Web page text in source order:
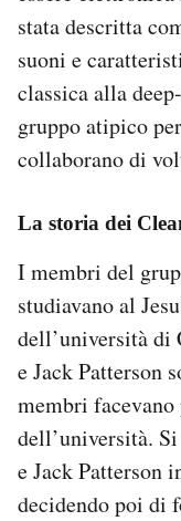
stata descritta
suoni e
classica alla
gruppo atipico
collaborano di
La storia dei
I membri del
studiavano al
dell’università
e Jack Patterson
membri
dell’università.
e Jack Patterson
decidendo poi di